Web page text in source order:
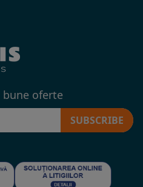
oferte
SUBSCRIBE